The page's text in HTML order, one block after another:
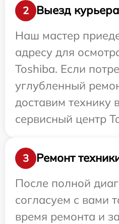
2
Выезд
Наш мастер
адресу для
Toshiba. Если
углубленный
доставим технику
сервисный центр
3
Ремонт
После полной
согласуем с вами
время ремонта и